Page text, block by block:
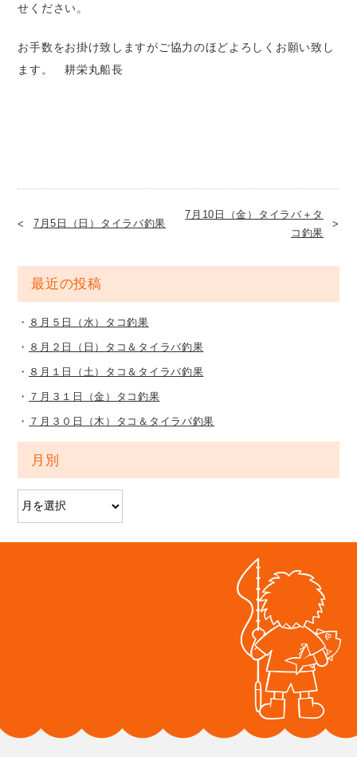
せください。
お手数をお掛け致しますがご協力のほどよろしくお願い致し
ます。 耕栄丸船長
7月5日（日）タイラバ釣果
7月10日（金）タイラバ＋タ
コ釣果
最近の投稿
８月５日（水）タコ釣果
８月２日（日）タコ＆タイラバ釣果
８月１日（土）タコ＆タイラバ釣果
７月３１日（金）タコ釣果
７月３０日（木）タコ＆タイラバ釣果
月別